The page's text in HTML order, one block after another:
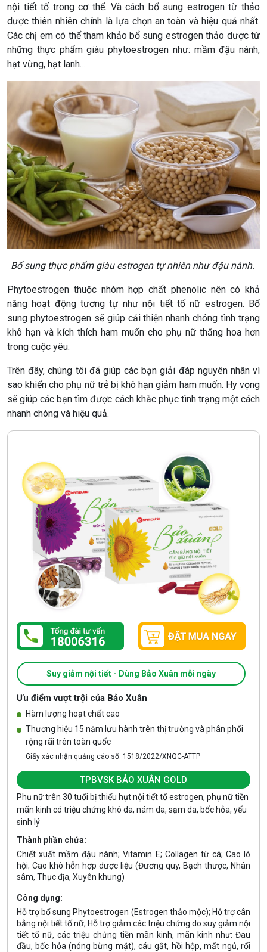
nội tiết tố trong cơ thể. Và cách bổ sung estrogen từ thảo
dược thiên nhiên chính là lựa chọn an toàn và hiệu quả nhất.
Các chị em có thể tham khảo bổ sung estrogen thảo dược từ
những thực phẩm giàu phytoestrogen như: mầm đậu nành,
hạt vừng, hạt lanh…
Bổ sung thực phẩm giàu estrogen tự nhiên như đậu nành.
Phytoestrogen thuộc nhóm hợp chất phenolic nên có khả
năng hoạt động tương tự như nội tiết tố nữ estrogen. Bổ
sung phytoestrogen sẽ giúp cải thiện nhanh chóng tình trạng
khô hạn và kích thích ham muốn cho phụ nữ thăng hoa hơn
trong cuộc yêu.
Trên đây, chúng tôi đã giúp các bạn giải đáp nguyên nhân vì
sao khiến cho phụ nữ trẻ bị khô hạn giảm ham muốn. Hy vọng
sẽ giúp các bạn tìm được cách khắc phục tình trạng một cách
nhanh chóng và hiệu quả.
Suy giảm nội tiết - Dùng Bảo Xuân mỗi ngày
Ưu điểm vượt trội của Bảo Xuân
Hàm lượng hoạt chất cao
Thương hiệu 15 năm lưu hành trên thị trường và phân phối
rộng rãi trên toàn quốc
Giấy xác nhận quảng cáo số: 1518/2022/XNQC-ATTP
TPBVSK BẢO XUÂN GOLD
Phụ nữ trên 30 tuổi bị thiếu hụt nội tiết tố estrogen, phụ nữ tiền
mãn kinh có triệu chứng khô da, nám da, sạm da, bốc hỏa, yếu
sinh lý
Thành phần chứa:
Chiết xuất mầm đậu nành; Vitamin E; Collagen từ cá; Cao lô
hội; Cao khô hỗn hợp dược liệu (Đương quy, Bạch thược, Nhân
sâm, Thục địa, Xuyên khung)
Công dụng:
Hỗ trợ bổ sung Phytoestrogen (Estrogen thảo mộc); Hỗ trợ cân
bằng nội tiết tố nữ; Hỗ trợ giảm các triệu chứng do suy giảm nội
tiết tố nữ, các triệu chứng tiền mãn kinh, mãn kinh như: Đau
đầu, bốc hỏa (nóng bừng mặt), cáu gắt, hồi hộp, mất ngủ, rối